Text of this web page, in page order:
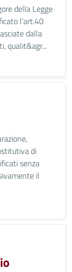
della Legge
l'art.40
dalla
qualit&agr...
di
senza
il